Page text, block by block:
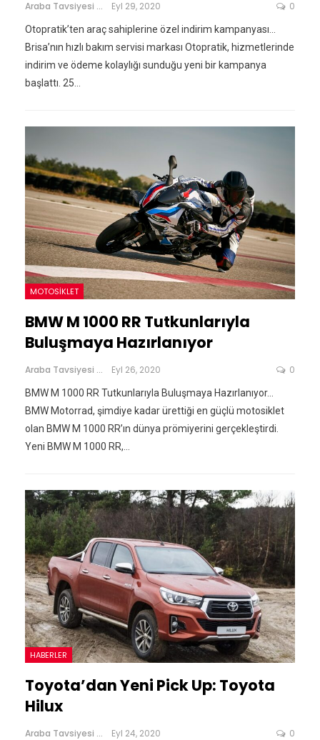
Araba Tavsiyesi Eyl 29, 2020 0
Otopratik’ten araç sahiplerine özel indirim kampanyası...
Brisa’nın hızlı bakım servisi markası Otopratik, hizmetlerinde
indirim ve ödeme kolaylığı sunduğu yeni bir kampanya
başlattı. 25…
MOTOSIKLET
BMW M 1000 RR Tutkunlarıyla
Buluşmaya Hazırlanıyor
Araba Tavsiyesi Eyl 26, 2020 0
BMW M 1000 RR Tutkunlarıyla Buluşmaya Hazırlanıyor...
BMW Motorrad, şimdiye kadar ürettiği en güçlü motosiklet
olan BMW M 1000 RR’ın dünya prömiyerini gerçekleştirdi.
Yeni BMW M 1000 RR,…
HABERLER
Toyota’dan Yeni Pick Up: Toyota
Hilux
Araba Tavsiyesi Eyl 24, 2020 0